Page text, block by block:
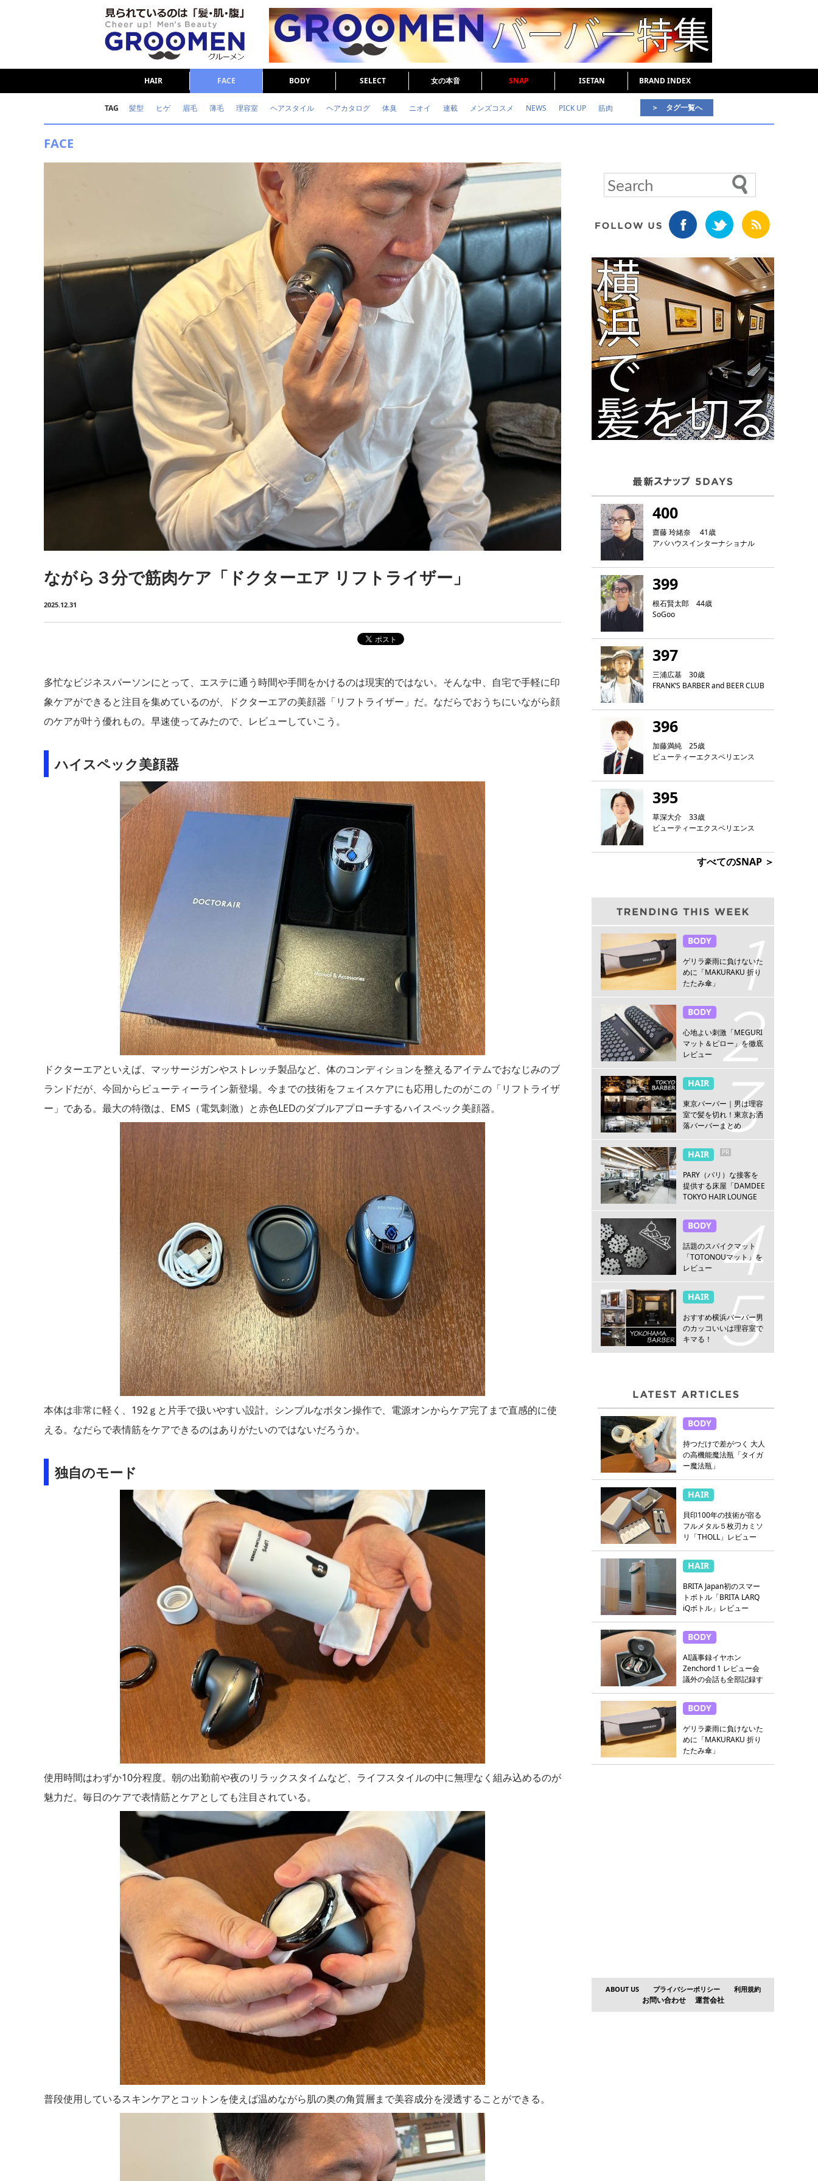
HAIR FACE BODY SELECT 女の本音 SNAP ISETAN BRAND INDEX
TAG 髪型 ヒゲ 眉毛 薄毛 理容室 ヘアスタイル ヘアカタログ 体臭 ニオイ 連載 メンズコスメ NEWS PICK UP 筋肉 ＞ タグ一覧へ
FACE
ながら３分で筋肉ケア「ドクターエア リフトライザー」
2025.12.31
多忙なビジネスパーソンにとって、エステに通う時間や手間をかけるのは現実的ではない。そんな中、自宅で手軽に印
象ケアができると注目を集めているのが、ドクターエアの美顔器「リフトライザー」だ。なだらでおうちにいながら顔
のケアが叶う優れもの。早速使ってみたので、レビューしていこう。
ハイスペック美顔器
ドクターエアといえば、マッサージガンやストレッチ製品など、体のコンディションを整えるアイテムでおなじみのブ
ランドだが、今回からビューティーライン新登場。今までの技術をフェイスケアにも応用したのがこの「リフトライザ
ー」である。最大の特徴は、EMS（電気刺激）と赤色LEDのダブルアプローチするハイスペック美顔器。
本体は非常に軽く、192ｇと片手で扱いやすい設計。シンプルなボタン操作で、電源オンからケア完了まで直感的に使
える。なだらで表情筋をケアできるのはありがたいのではないだろうか。
独自のモード
使用時間はわずか10分程度。朝の出勤前や夜のリラックスタイムなど、ライフスタイルの中に無理なく組み込めるのが
魅力だ。毎日のケアで表情筋とケアとしても注目されている。
普段使用しているスキンケアとコットンを使えば温めながら肌の奥の角質層まで美容成分を浸透することができる。
400
齋藤 玲緒奈 41歳
アバハウスインターナショナル
399
根石賢太郎 44歳
SoGoo
397
三浦広基 30歳
FRANK‘S BARBER and BEER CLUB
396
加藤満純 25歳
ビューティーエクスペリエンス
395
草深大介 33歳
ビューティーエクスペリエンス
すべてのSNAP ＞
BODY
ゲリラ豪雨に負けないた
めに「MAKURAKU 折り
たたみ傘」
BODY
心地よい刺激「MEGURI
マット＆ピロー」を徹底
レビュー
HAIR
東京バーバー｜男は理容
室で髪を切れ！東京お洒
落バーバーまとめ
HAIR PR
PARY（パリ）な接客を
提供する床屋「DAMDEE
TOKYO HAIR LOUNGE
BODY
話題のスパイクマット
「TOTONOUマット」を
レビュー
HAIR
おすすめ横浜バーバー男
のカッコいいは理容室で
キマる！
BODY
持つだけで差がつく 大人
の高機能魔法瓶「タイガ
ー魔法瓶」
HAIR
貝印100年の技術が宿る
フルメタル５枚刃カミソ
リ「THOLL」レビュー
HAIR
BRITA Japan初のスマー
トボトル「BRITA LARQ
iQボトル」レビュー
BODY
AI議事録イヤホン
Zenchord 1 レビュー会
議外の会話も全部記録す
BODY
ゲリラ豪雨に負けないた
めに「MAKURAKU 折り
たたみ傘」
ABOUT US プライバシーポリシー 利用規約
お問い合わせ 運営会社